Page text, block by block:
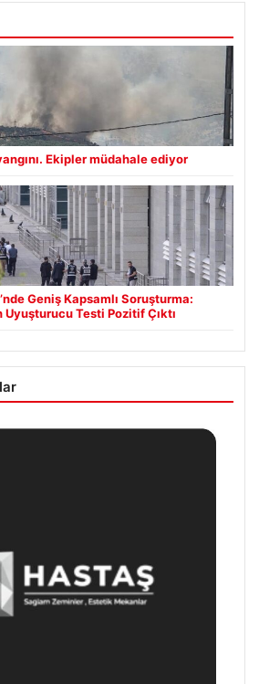
Ekipler müdahale ediyor
Geniş Kapsamlı Soruşturma:
Uyuşturucu Testi Pozitif Çıktı